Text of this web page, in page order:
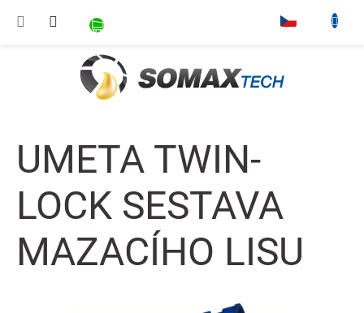
NÁKUPNÍ KOŠÍK
UMETA TWIN-
LOCK SESTAVA
MAZACÍHO LISU